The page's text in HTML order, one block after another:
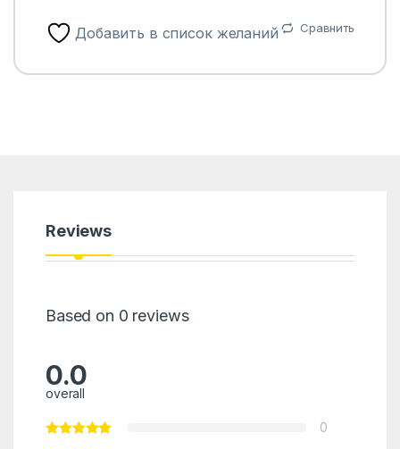
Добавить в список желаний Сравнить
Reviews
Based on 0 reviews
0.0
overall
0